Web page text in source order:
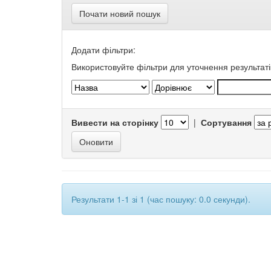
Почати новий пошук
Додати фільтри:
Використовуйте фільтри для уточнення
Вивести на сторінку | Сортування
Результати 1-1 зі 1 (час пошуку: 0.0 секунди).